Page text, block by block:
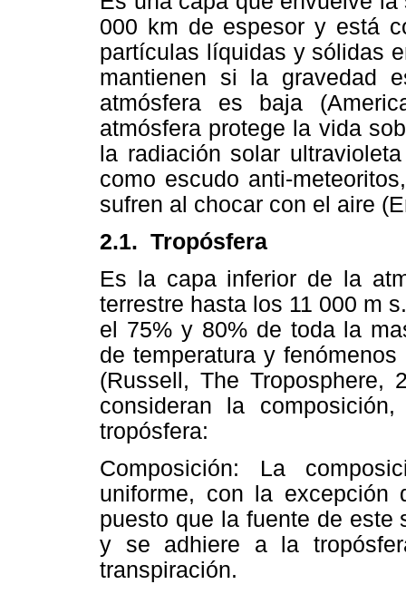
000 km de espesor y está
partículas líquidas y sólidas
mantienen si la gravedad
atmósfera es baja
atmósfera protege la vida
la radiación solar
como escudo anti-
sufren al chocar con el aire
2.1. Tropósfera
Es la capa inferior de la
terrestre hasta los 11 000 m
el 75% y 80% de toda la
de temperatura y
(Russell, The Troposphere,
consideran la
tropósfera:
Composición: La
uniforme, con la excepción
puesto que la fuente de este
y se adhiere a la
transpiración.